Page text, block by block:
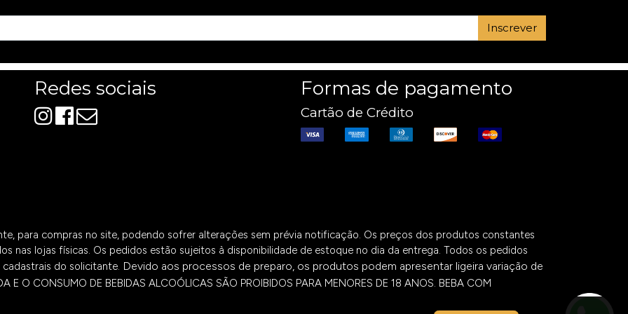
Inscrever
Redes sociais Formas de pagamento
Cartão de Crédito
para compras no site, podendo sofrer alterações sem prévia notificação. Os preços dos produtos constantes
nas lojas físicas. Os pedidos estão sujeitos à disponibilidade de estoque no dia da entrega. Todos os pedidos
do solicitante. Devido aos processos de preparo, os produtos podem apresentar ligeira variação de
E O CONSUMO DE BEBIDAS ALCOÓLICAS SÃO PROIBIDOS PARA MENORES DE 18 ANOS. BEBA COM